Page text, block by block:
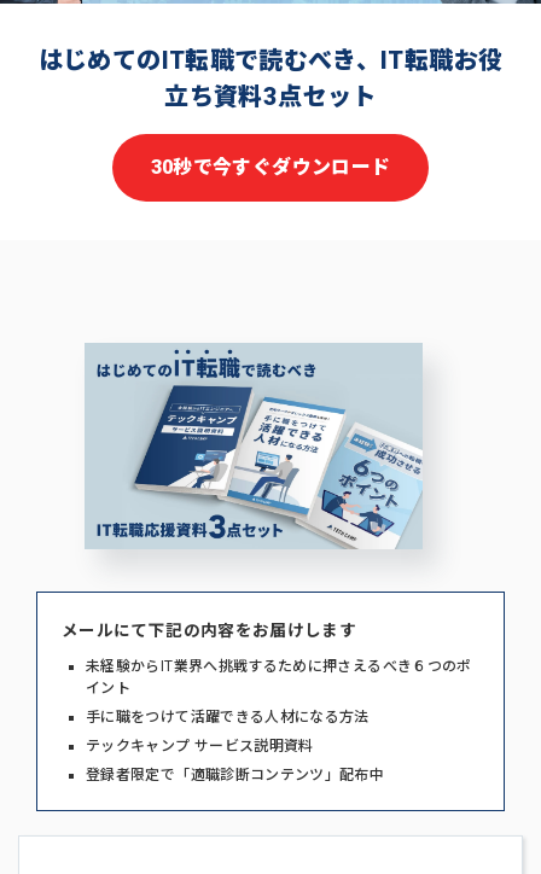
はじめてのIT転職で読むべき、IT転職お役
立ち資料3点セット
30秒で今すぐダウンロード
メールにて下記の内容をお届けします
未経験からIT業界へ挑戦するために押さえるべき６つのポ
イント
手に職をつけて活躍できる人材になる方法
テックキャンプ サービス説明資料
登録者限定で「適職診断コンテンツ」配布中